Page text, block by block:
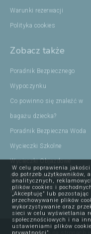
Warunki rezerwacji
Polityka cookies
Zobacz także
Poradnik Bezpiecznego
Wypoczynku
Co powinno się znaleźć w
bagażu dziecka?
Poradnik Bezpieczna Woda
Wycieczki Szkolne
Wycieczki Objazdowe
Ojcowski Park Narodowy
Wczasy
W celu poprawienia
do potrzeb użytkowników,
analitycznych,
plików cookies i
„Akceptuję” lub
przechowywanie plików
wykorzystywanie oraz
sieci w celu wyświetlania
społecznościowych i na
ustawieniami plików